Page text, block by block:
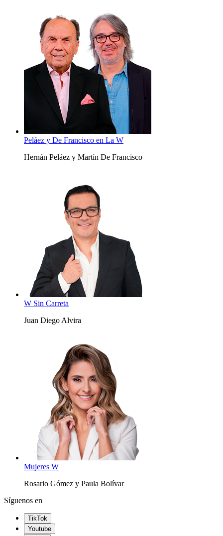
Peláez y De Francisco en La W
Hernán Peláez y Martín De Francisco
W Sin Carreta
Juan Diego Alvira
Mujeres W
Rosario Gómez y Paula Bolívar
Síguenos en
TikTok
Youtube